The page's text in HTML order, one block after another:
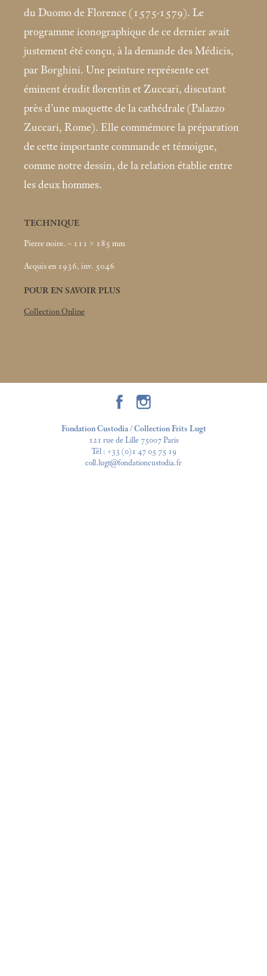
du Duomo de Florence (1575-1579). Le
programme iconographique de ce dernier avait
justement été conçu, à la demande des Médicis,
par Borghini. Une peinture représente cet
éminent érudit florentin et Zuccari, discutant
près d’une maquette de la cathédrale (Palazzo
Zuccari, Rome). Elle commémore la préparation
de cette importante commande et témoigne,
comme notre dessin, de la relation établie entre
les deux hommes.
TECHNIQUE
Pierre noire. – 111 × 185 mm
Acquis en 1936, inv. 5046
POUR EN SAVOIR PLUS
Collection Online
Fondation Custodia / Collection Frits Lugt
121 rue de Lille 75007 Paris
Tél : +33 (0)1 47 05 75 19
coll.lugt@fondationcustodia.fr